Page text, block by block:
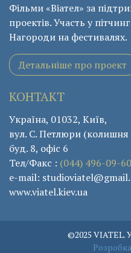
Фільми «Віател» за
проектів. Участь у
Нагороди на фестивалях.
Детальніше про проект
КОНТАКТ
Україна, 01032, Київ,
вул. С. Петлюри (колишня
буд. 8, офіс 6
Тел/Факс : (044) 496-09-60
e-mail:
www.viatel.kiev.ua
©2025 VIATEL.